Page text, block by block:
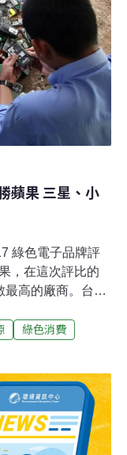
！」布條，掩蓋
理李之安表示，
量12%。三星市佔
還是其他廠牌手
僅1%的電力來自
蘋果 三星、小
綠色電子品牌評
，在這次評比的
最高的廠商。台灣
、小米列入最糟
的原因是採用模
佼者，但蘋果產
環境責任，延長
IT產業轉型。
綠色消費